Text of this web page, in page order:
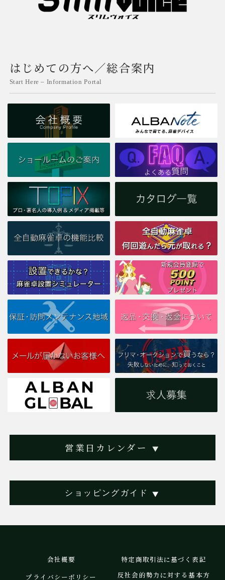
はじめての方へ／総合案内
Start Here – Information Portal
営業日カレンダー ▼
ショッピングガイド ▼
会社概要
特定商取引法に基づく表記
プライバシーポリシー
反社会的勢力に対する基本方